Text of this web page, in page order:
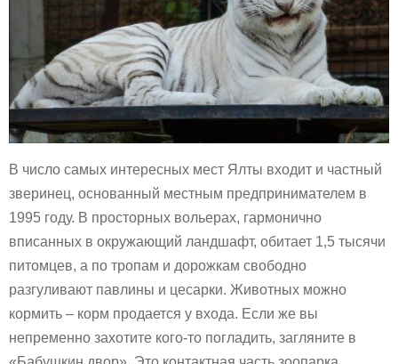
В число самых интересных мест Ялты входит и частный
зверинец, основанный местным предпринимателем в
1995 году. В просторных вольерах, гармонично
вписанных в окружающий ландшафт, обитает 1,5 тысячи
питомцев, а по тропам и дорожкам свободно
разгуливают павлины и цесарки. Животных можно
кормить – корм продается у входа. Если же вы
непременно захотите кого-то погладить, загляните в